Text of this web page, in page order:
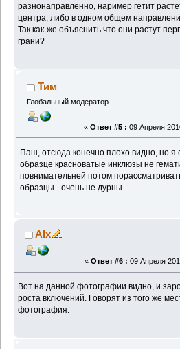
разнонаправленно, наример гетит
центра, либо в одном общем
Так как-же объяснить что они растут
грани?
Тим
Глобальный модератор
« Ответ #5 : 09 Апреля
Паш, отсюда конечно плохо видно, но я
образце красноватые инклюзы не
повнимательней потом
образцы - очень не дурны...
Alx
« Ответ #6 : 09 Апреля
Вот на данной фотографии видно, и
роста включений. Говорят из того же
фотография.